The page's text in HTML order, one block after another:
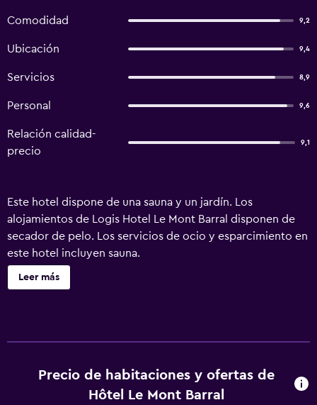
Comodidad 9,2
Ubicación 9,4
Servicios 8,9
Personal 9,6
Relación calidad-
precio
9,1
Este hotel dispone de una sauna y un jardín. Los
alojamientos de Logis Hotel Le Mont Barral disponen de
secador de pelo. Los servicios de ocio y esparcimiento en
este hotel incluyen sauna.
Leer más
Precio de habitaciones y ofertas de
Hôtel Le Mont Barral